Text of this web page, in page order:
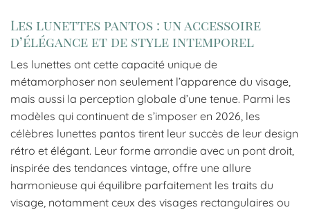
Les lunettes pantos : un accessoire
d’élégance et de style intemporel
Les lunettes ont cette capacité unique de
métamorphoser non seulement l’apparence du visage,
mais aussi la perception globale d’une tenue. Parmi les
modèles qui continuent de s’imposer en 2026, les
célèbres lunettes pantos tirent leur succès de leur design
rétro et élégant. Leur forme arrondie avec un pont droit,
inspirée des tendances vintage, offre une allure
harmonieuse qui équilibre parfaitement les traits du
visage, notamment ceux des visages rectangulaires ou